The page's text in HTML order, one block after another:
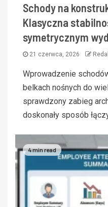
Schody na
Klasyczna
symetrycznym
21 czerwca, 2026
Wprowadzenie
belkach nośnych do
sprawdzony zabieg
doskonały sposób
4 min read